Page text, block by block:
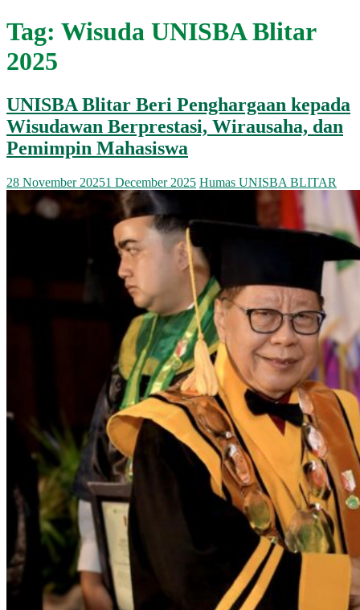
Tag: Wisuda UNISBA Blitar
2025
UNISBA Blitar Beri Penghargaan kepada
Wisudawan Berprestasi, Wirausaha, dan
Pemimpin Mahasiswa
28 November 20251 December 2025 Humas UNISBA BLITAR